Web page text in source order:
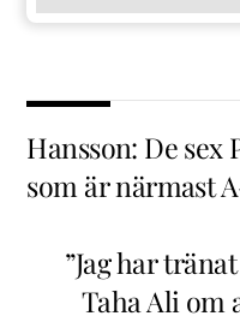
Hansson: De sex
som är närmast
”Jag har
Taha Ali om